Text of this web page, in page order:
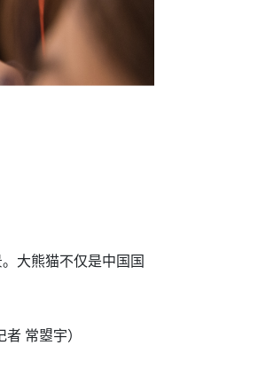
大熊猫不仅是中国国
者 常曌宇）